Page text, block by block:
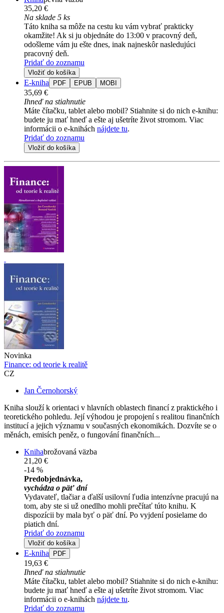
35,20 €
Na sklade 5 ks
Táto kniha sa môže na cestu ku vám vybrať prakticky
okamžite! Ak si ju objednáte do 13:00 v pracovný deň,
odošleme vám ju ešte dnes, inak najneskôr nasledujúci
pracovný deň.
Pridať do zoznamu
Vložiť do košíka
E-kniha PDF EPUB MOBI
35,69 €
Ihneď na stiahnutie
Máte čítačku, tablet alebo mobil? Stiahnite si do nich e-knihu:
budete ju mať hneď a ešte aj ušetríte život stromom. Viac
informácii o e-knihách nájdete tu.
Pridať do zoznamu
Vložiť do košíka
Novinka
Finance: od teorie k realitě
CZ
Jan Černohorský
Kniha slouží k orientaci v hlavních oblastech financí z praktického i
teoretického pohledu. Její výhodou je propojení s realitou finančních
institucí a jejich významu v současných ekonomikách. Dozvíte se o
měnách, emisích peněz, o fungování finančních...
Knihabrožovaná väzba
21,20 €
-14 %
Predobjednávka,
vychádza o päť dní
Vydavateľ, tlačiar a ďalší usilovní ľudia intenzívne pracujú na
tom, aby ste si už onedlho mohli prečítať túto knihu. K
dispozícii by mala byť o päť dní. Po vyjdení posielame do
piatich dní.
Pridať do zoznamu
Vložiť do košíka
E-kniha PDF
19,63 €
Ihneď na stiahnutie
Máte čítačku, tablet alebo mobil? Stiahnite si do nich e-knihu:
budete ju mať hneď a ešte aj ušetríte život stromom. Viac
informácii o e-knihách nájdete tu.
Pridať do zoznamu